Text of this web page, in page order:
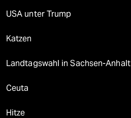
USA unter Trump
Katzen
Landtagswahl in Sachsen-Anhalt
Ceuta
Hitze